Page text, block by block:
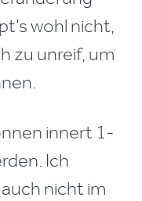
wohl nicht,
zu unreif, um
innert 1-
Ich
nicht im